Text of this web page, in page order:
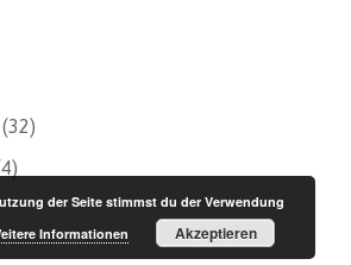
(32)
der Seite stimmst du der Verwendung
Informationen Akzeptieren